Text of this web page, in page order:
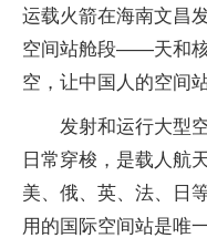
运载火箭在海南文昌
空间站舱段——天和核
空，让中国人的空间
发射和运行大型
日常穿梭，是载人航
美、俄、英、法、日
用的国际空间站是唯